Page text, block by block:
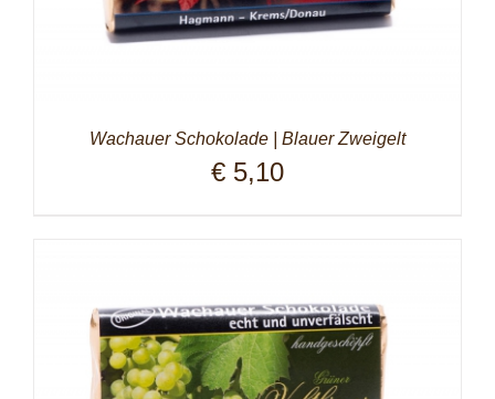
Wachauer Schokolade | Blauer Zweigelt
€ 5,10